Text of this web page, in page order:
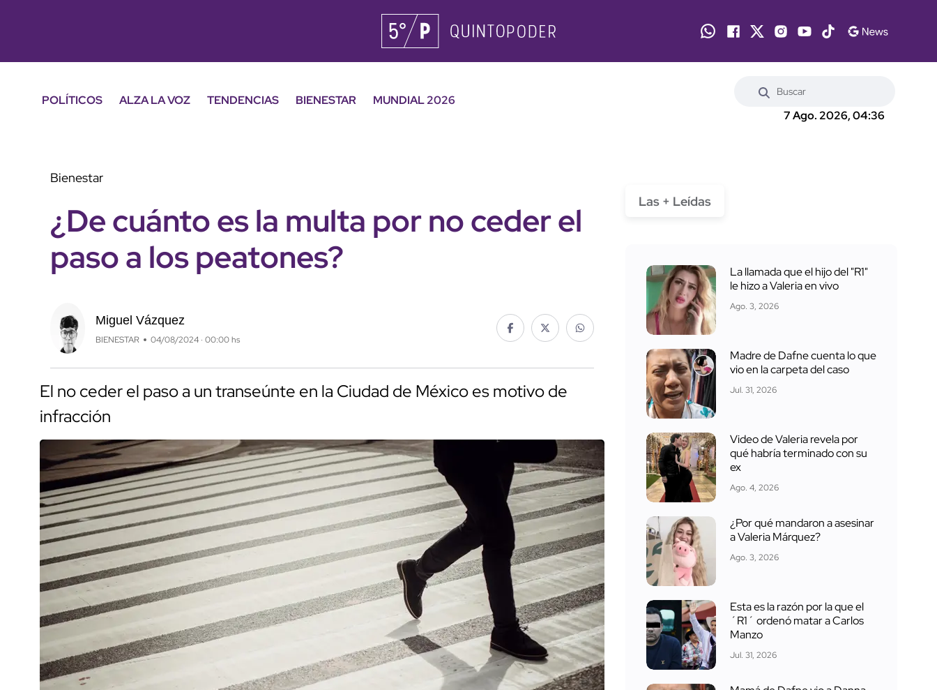
POLÍTICOS ALZA LA VOZ TENDENCIAS BIENESTAR
MUNDIAL 2026
7 Ago. 2026, 04:36
Bienestar
¿De cuánto es la multa por no ceder el
paso a los peatones?
Miguel Vázquez
BIENESTAR 04/08/2024 · 00:00 hs
El no ceder el paso a un transeúnte en la Ciudad de México es motivo de
infracción
Las + Leídas
La llamada que el hijo del "R1"
le hizo a Valeria en vivo
Ago. 3, 2026
Madre de Dafne cuenta lo que
vio en la carpeta del caso
Jul. 31, 2026
Video de Valeria revela por
qué habría terminado con su
ex
Ago. 4, 2026
¿Por qué mandaron a asesinar
a Valeria Márquez?
Ago. 3, 2026
Esta es la razón por la que el
´R1´ ordenó matar a Carlos
Manzo
Jul. 31, 2026